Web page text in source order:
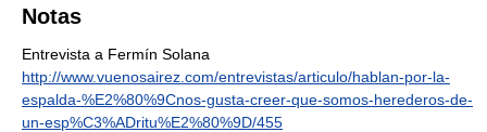
Notas
Entrevista a Fermín Solana
http://www.vuenosairez.com/entrevistas/articulo/hablan-por-la-
espalda-%E2%80%9Cnos-gusta-creer-que-somos-herederos-de-
un-esp%C3%ADritu%E2%80%9D/455